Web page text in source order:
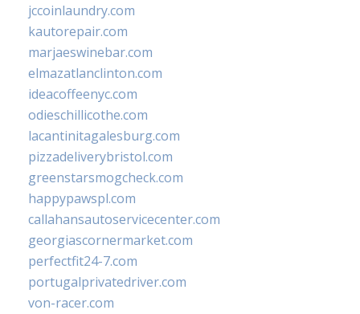
jccoinlaundry.com
kautorepair.com
marjaeswinebar.com
elmazatlanclinton.com
ideacoffeenyc.com
odieschillicothe.com
lacantinitagalesburg.com
pizzadeliverybristol.com
greenstarsmogcheck.com
happypawspl.com
callahansautoservicecenter.com
georgiascornermarket.com
perfectfit24-7.com
portugalprivatedriver.com
von-racer.com